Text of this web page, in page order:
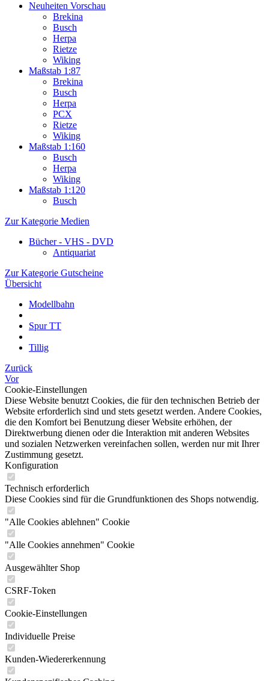
Neuheiten Vorschau
Brekina
Busch
Herpa
Rietze
Wiking
Maßstab 1:87
Brekina
Busch
Herpa
PCX
Rietze
Wiking
Maßstab 1:160
Busch
Herpa
Wiking
Maßstab 1:120
Busch
Zur Kategorie Medien
Bücher - VHS - DVD
Antiquariat
Zur Kategorie Gutscheine
Übersicht
Modellbahn
Spur TT
Tillig
Zurück
Vor
Cookie-Einstellungen
Diese Website benutzt Cookies, die für den technischen Betrieb der
Website erforderlich sind und stets gesetzt werden. Andere Cookies,
die den Komfort bei Benutzung dieser Website erhöhen, der
Direktwerbung dienen oder die Interaktion mit anderen Websites
und sozialen Netzwerken vereinfachen sollen, werden nur mit Ihrer
Zustimmung gesetzt.
Konfiguration
Technisch erforderlich
Diese Cookies sind für die Grundfunktionen des Shops notwendig.
"Alle Cookies ablehnen" Cookie
"Alle Cookies annehmen" Cookie
Ausgewählter Shop
CSRF-Token
Cookie-Einstellungen
Individuelle Preise
Kunden-Wiedererkennung